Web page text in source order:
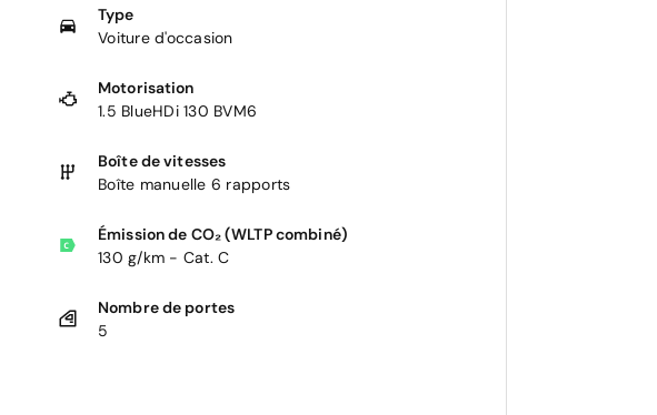
Type
Voiture d'occasion
Motorisation
1.5 BlueHDi 130 BVM6
Boîte de vitesses
Boîte manuelle 6 rapports
Émission de CO₂ (WLTP combiné)
130 g/km - Cat. C
Nombre de portes
5